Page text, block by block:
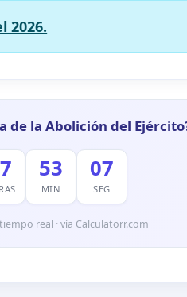
2026.
de la Abolición del
53
MIN
06
SEG
real · vía Calculatorr.com